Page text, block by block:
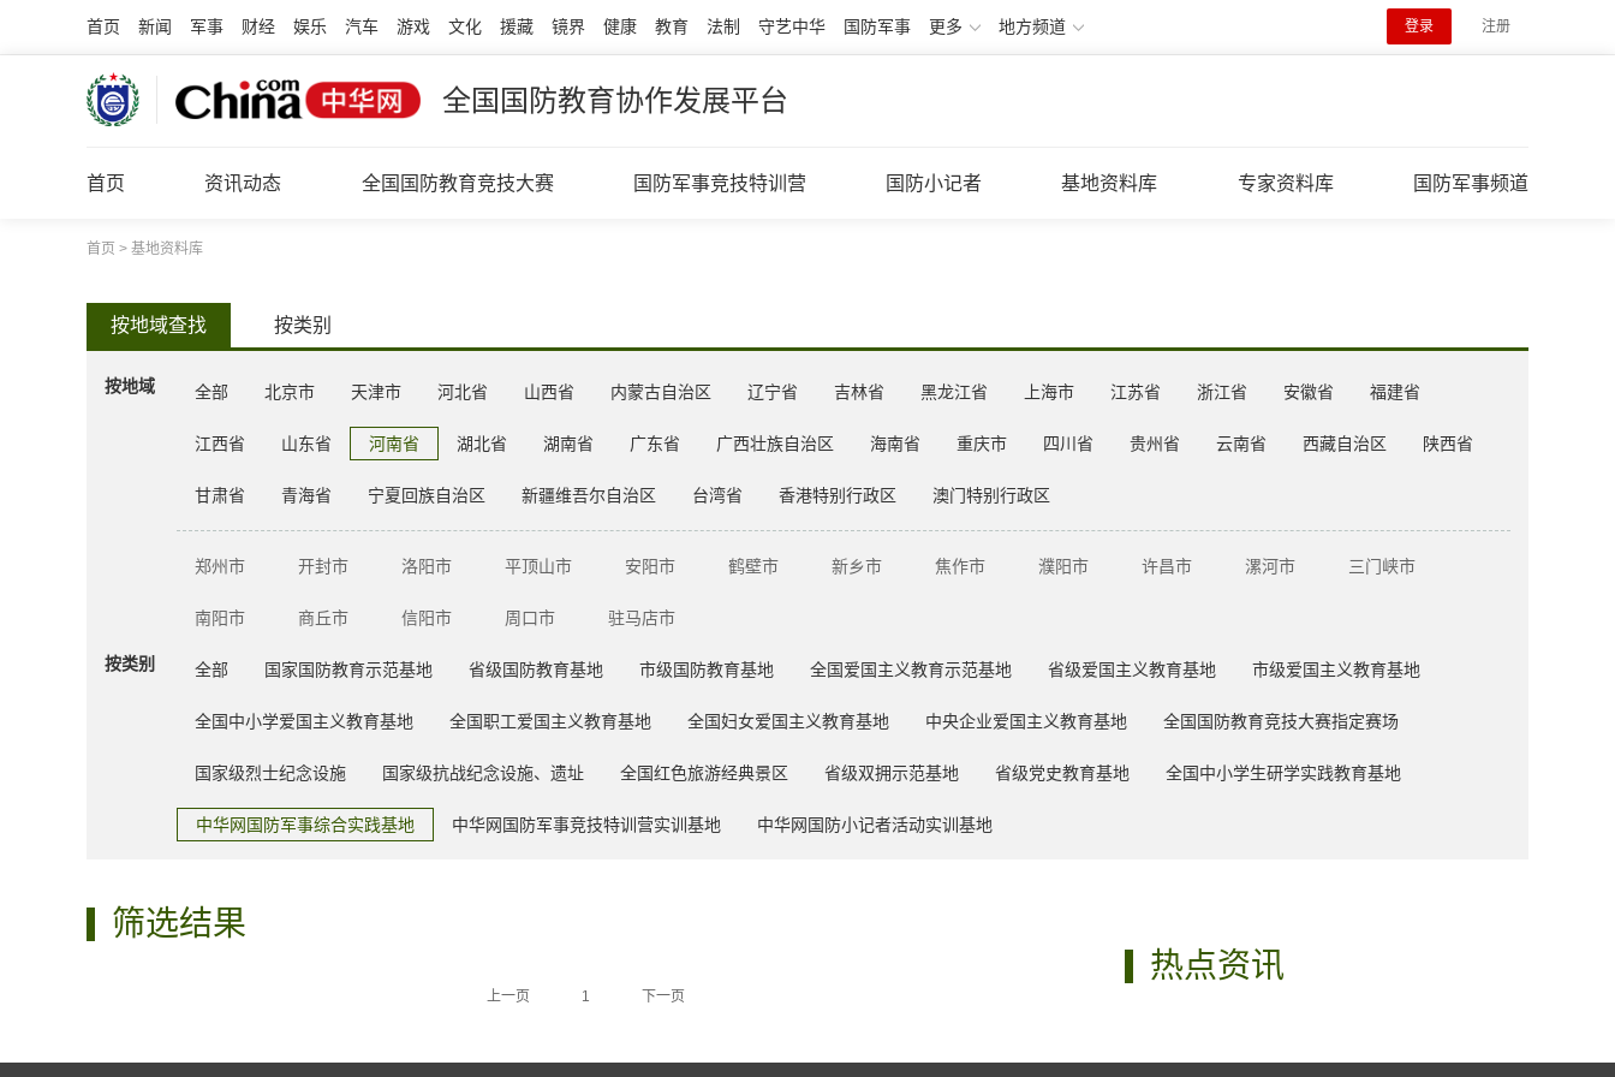
首页 新闻 军事 财经 娱乐 汽车 游戏 文化 援藏 镜界 健康 教育 法制 守艺中华 国防军事 更多 地方频道 登录 注册
全国国防教育协作发展平台
首页 资讯动态 全国国防教育竞技大赛 国防军事竞技特训营 国防小记者 基地资料库 专家资料库 国防军事频道
首页 > 基地资料库
按地域查找 按类别
按地域 全部 北京市 天津市 河北省 山西省 内蒙古自治区 辽宁省 吉林省 黑龙江省 上海市 江苏省 浙江省 安徽省 福建省
江西省 山东省 河南省 湖北省 湖南省 广东省 广西壮族自治区 海南省 重庆市 四川省 贵州省 云南省 西藏自治区 陕西省
甘肃省 青海省 宁夏回族自治区 新疆维吾尔自治区 台湾省 香港特别行政区 澳门特别行政区
郑州市 开封市 洛阳市 平顶山市 安阳市 鹤壁市 新乡市 焦作市 濮阳市 许昌市 漯河市 三门峡市
南阳市 商丘市 信阳市 周口市 驻马店市
按类别 全部 国家国防教育示范基地 省级国防教育基地 市级国防教育基地 全国爱国主义教育示范基地 省级爱国主义教育基地 市级爱国主义教育基地
全国中小学爱国主义教育基地 全国职工爱国主义教育基地 全国妇女爱国主义教育基地 中央企业爱国主义教育基地 全国国防教育竞技大赛指定赛场
国家级烈士纪念设施 国家级抗战纪念设施、遗址 全国红色旅游经典景区 省级双拥示范基地 省级党史教育基地 全国中小学生研学实践教育基地
中华网国防军事综合实践基地 中华网国防军事竞技特训营实训基地 中华网国防小记者活动实训基地
筛选结果
上一页 1 下一页
热点资讯